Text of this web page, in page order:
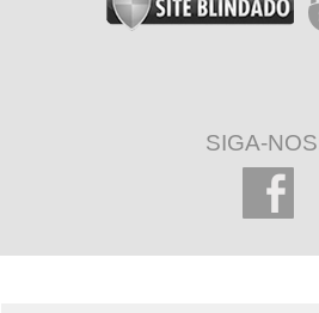
SIGA-